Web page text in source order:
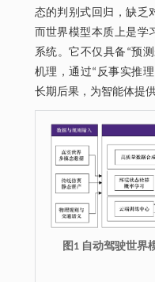
态的判别式回归，缺乏
而世界模型本质上是学
系统。它不仅具备“预
机理，通过“反事实推
长期后果，为智能体提
图1 自动驾驶世界